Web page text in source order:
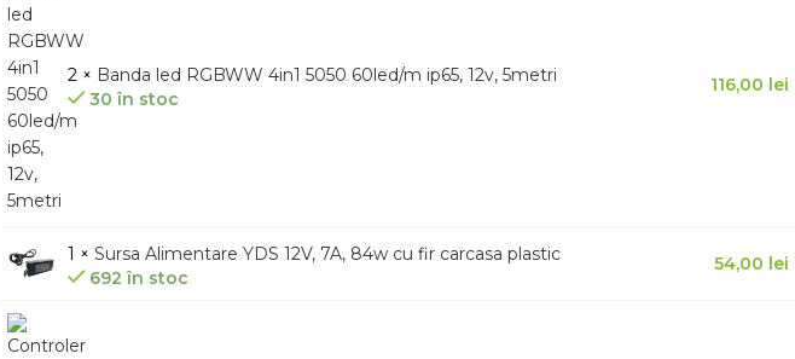
2 × Banda led RGBWW 4in1 5050 60led/m ip65, 12v, 5metri
30 în stoc
116,00 lei
1 × Sursa Alimentare YDS 12V, 7A, 84w cu fir carcasa plastic
692 în stoc
54,00 lei